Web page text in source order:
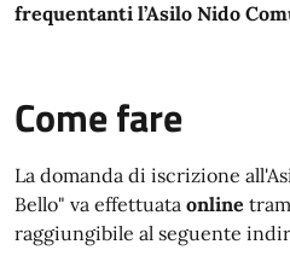
frequentanti l’Asilo Nido
Come fare
La domanda di iscrizione
Bello" va effettuata online
raggiungibile al seguente